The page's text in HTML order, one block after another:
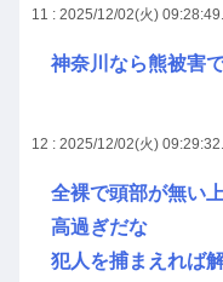
11 : 2025/12/02(火)
神奈川なら熊被害
12 : 2025/12/02(火)
全裸で頭部が無い
高過ぎだな
犯人を捕まえれば